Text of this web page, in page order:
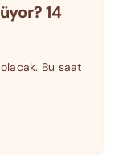
14
Bu saat